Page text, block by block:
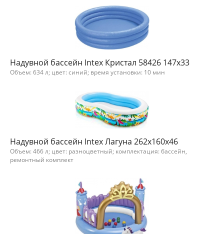
Надувной бассейн Intex Кристал 58426 147x33
Объем: 634 л; цвет: синий; время установки: 10 мин
Надувной бассейн Intex Лагуна 262x160x46
Объем: 466 л; цвет: разноцветный; комплектация: бассейн,
ремонтный комплект